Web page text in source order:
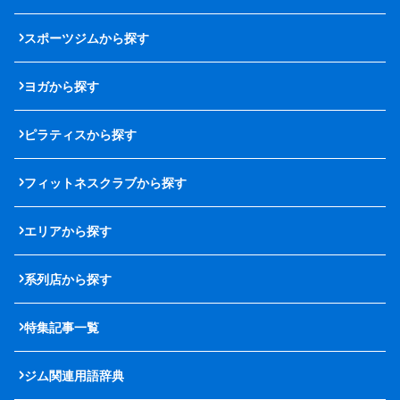
スポーツジムから探す
ヨガから探す
ピラティスから探す
フィットネスクラブから探す
エリアから探す
系列店から探す
特集記事一覧
ジム関連用語辞典